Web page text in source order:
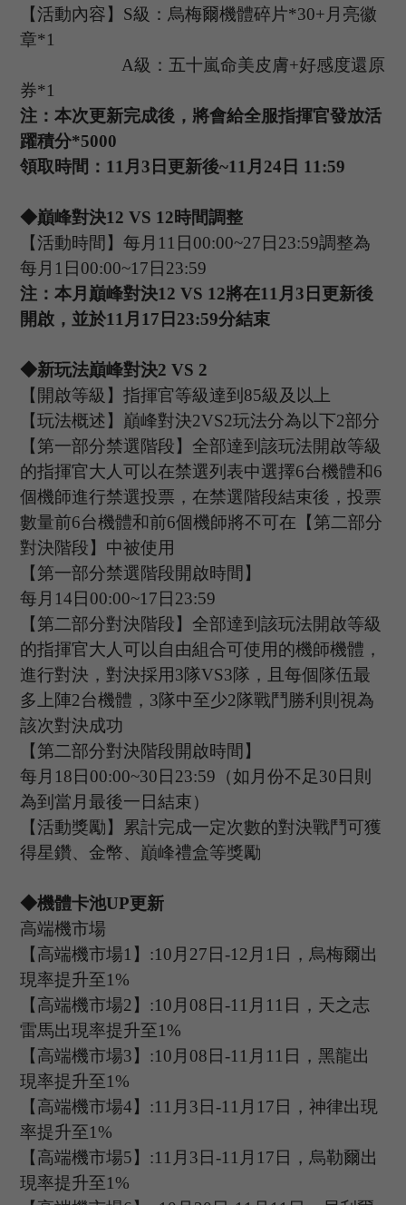
【活動內容】 S級：烏梅爾機體碎片*30+ 月亮徽
章*1
A級：五十嵐命美皮膚+好感度還原
券*1
注：本次更新完成後，將會給全服指揮官發放活
躍積分*5000
領取時間： 11 月 3日更新後~11 月 24 日 11:59
◆巔峰對決12 VS 12時間調整
【活動時間】每月 1 1 日00:00~27 日 23:59調整為
每月 1 日00:00~17 日 23:59
注：本月巔峰對決12 VS 12將在11 月 3日更新後
開啟，並於11 月 17 日 23:59分結束
◆新玩法巔峰對決2 VS 2
【開啟等級】指揮官等級達到 85級及以上
【玩法概述】巔峰對決2VS2玩法分為以下2部分
【第一部分禁選階段】全部達到該玩法開啟等級
的指揮官大人可以在禁選列表中選擇6台機體和6
個機師進行禁選投票，在禁選階段結束後，投票
數量前6台機體和前6個機師將不可在【第二部分
對決階段】中被使用
【第一部分禁選階段開啟時間】
每月 14 日00:00~17 日 23:59
【第二部分對決階段】全部達到該玩法開啟等級
的指揮官大人可以自由組合可使用的機師機體，
進行對決，對決採用3隊VS3隊，且每個隊伍最
多上陣2台機體，3隊中至少2隊戰鬥勝利則視為
該次對決成功
【第二部分對決階段開啟時間】
每月 1 8 日00:00~30 日 23:59 （如月份不足30 日則
為到當月最後一日結束）
【活動獎勵】累計完成一定次數的對決戰鬥可獲
得星鑽、金幣、巔峰禮盒等獎勵
◆機體卡池UP更新
高端機市場
【高端機市場1 】 :10 月 27 日-12 月 1 日，烏梅爾出
現率提升至1%
【高端機市場2 】 :10 月08 日-11 月 11 日，天之志
雷馬出現率提升至1%
【高端機市場3】 :10 月08 日-11 月 11 日，黑龍出
現率提升至1%
【高端機市場4】 :11 月 3 日-11 月 17 日，神律出現
率提升至1%
【高端機市場5】 :11 月 3 日-11 月 17 日，烏勒爾出
現率提升至1%